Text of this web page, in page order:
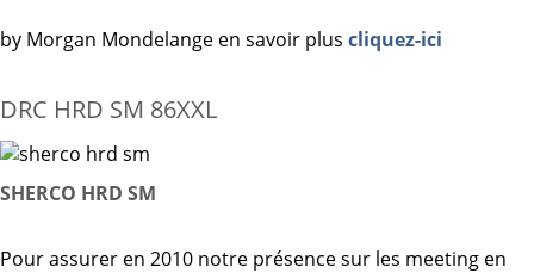
by Morgan Mondelange en savoir plus cliquez-ici
DRC HRD SM 86XXL
SHERCO HRD SM
Pour assurer en 2010 notre présence sur les meeting en